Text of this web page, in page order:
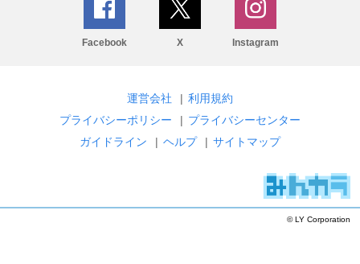
Facebook X Instagram
運営会社 | 利用規約
プライバシーポリシー
| プライバシーセンター
ガイドライン
| ヘルプ | サイトマップ
© LY Corporation